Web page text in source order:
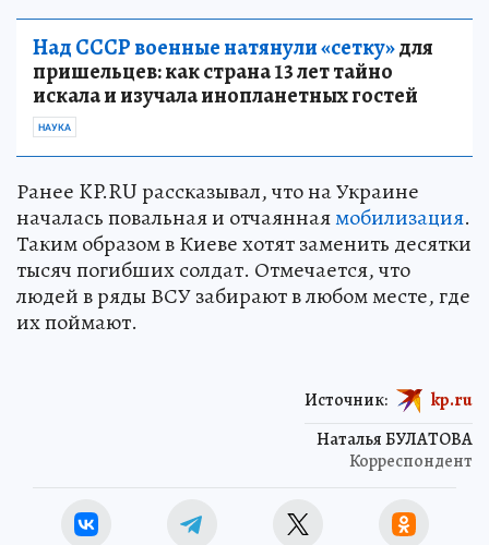
Над СССР военные натянули «сетку»для
пришельцев: как страна 13 лет тайно
искала и изучала инопланетных гостей
НАУКА
Ранее KP.RU рассказывал, что на Украине
началась повальная и отчаяннаямобилизация.
Таким образом в Киеве хотят заменить десятки
тысяч погибших солдат. Отмечается, что
людей в ряды ВСУ забирают в любом месте, где
их поймают.
Наталья БУЛАТОВА
Корреспондент
Источник: kp.ru